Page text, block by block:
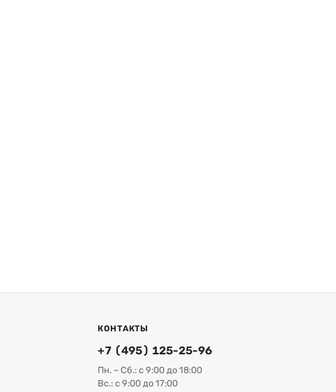
КОНТАКТЫ
+7 (495) 125-25-96
Пн. – Сб.: с 9:00 до 18:00
Вс.: с 9:00 до 17:00